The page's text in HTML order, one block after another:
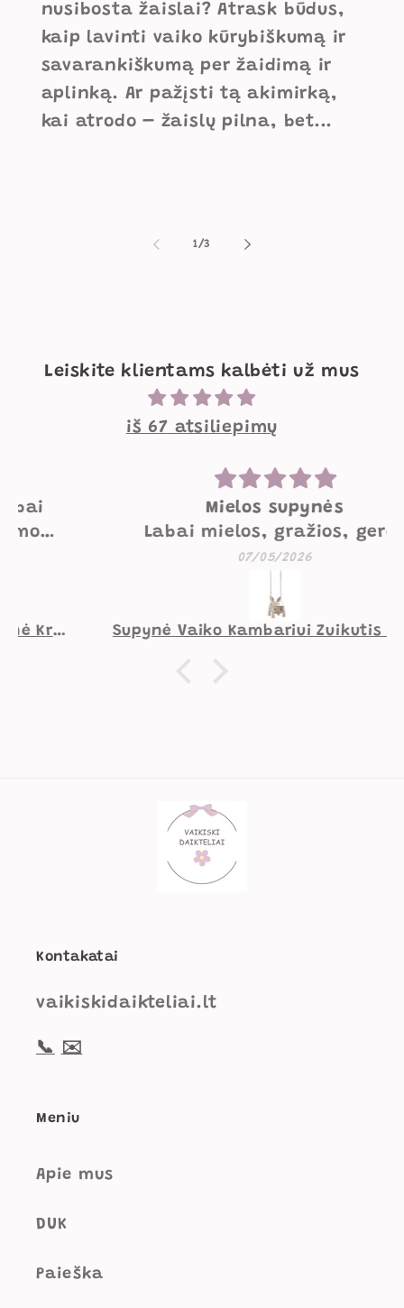
nusibosta žaislai? Atrask būdus,
kaip lavinti vaiko kūrybiškumą ir
savarankiškumą per žaidimą ir
aplinką. Ar pažįsti tą akimirką,
kai atrodo – žaislų pilna, bet...
1/iš
3
Leiskite klientams kalbėti už mus
iš 67 atsiliepimų
Mielos supynės
Labai mielos, gražios, geros
kokybės supynės. Mažesniam
užpakaliui, didesniam viskas
gerai.
07/05/2026
Supynė Vaiko Kambariui Zuikutis Smėlio Spalvos
Kontakatai
vaikiskidaikteliai.lt
📞 ✉️
Meniu
Apie mus
DUK
Paieška